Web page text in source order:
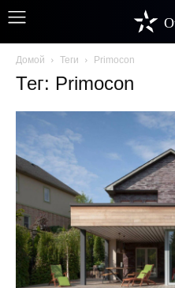
Домой Теги Primocon
Тег: Primocon